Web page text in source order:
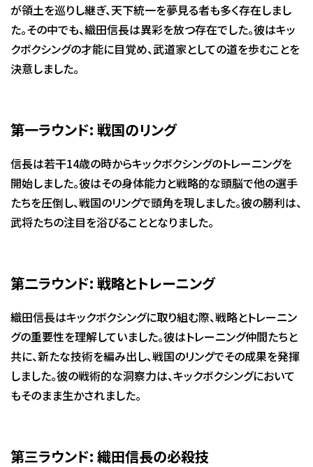
が領土を巡りし継ぎ、天下統一を夢見る者も多く存在しまし
た。その中でも、織田信長は異彩を放つ存在でした。彼はキッ
クボクシングの才能に目覚め、武道家としての道を歩むことを
決意しました。
第一ラウンド: 戦国のリング
信長は若干14歳の時からキックボクシングのトレーニングを
開始しました。彼はその身体能力と戦略的な頭脳で他の選手
たちを圧倒し、戦国のリングで頭角を現しました。彼の勝利は、
武将たちの注目を浴びることとなりました。
第二ラウンド: 戦略とトレーニング
織田信長はキックボクシングに取り組む際、戦略とトレーニン
グの重要性を理解していました。彼はトレーニング仲間たちと
共に、新たな技術を編み出し、戦国のリングでその成果を発揮
しました。彼の戦術的な洞察力は、キックボクシングにおいて
もそのまま生かされました。
第三ラウンド: 織田信長の必殺技